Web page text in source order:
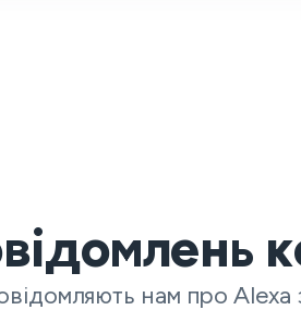
нам про Alexa